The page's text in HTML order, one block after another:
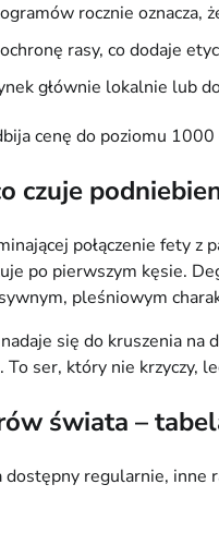
rocznie oznacza,
rasy, co dodaje
głównie lokalnie lub
cenę do poziomu
czuje
połączenie fety
po pierwszym kęsie.
pleśniowym
się do kruszenia
ser, który nie krzyczy,
świata –
regularnie,